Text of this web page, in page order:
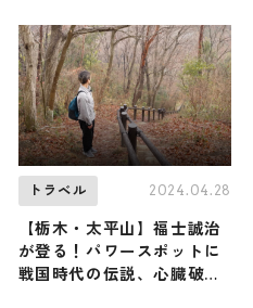
トラベル 2024.04.28
【栃木・太平山】福士誠治
が登る！パワースポットに
戦国時代の伝説、心臓破り